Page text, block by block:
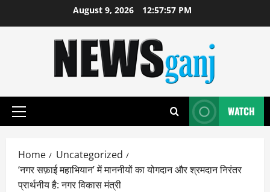
August 9, 2026 12:57:57 PM
Primary
WATCH
Home
Uncategorized
‘नगर सफ़ाई महाभियान’ में माननीयों का योगदान और श्रमदान निरंतर
प्रार्थनीय है: नगर विकास मंत्री